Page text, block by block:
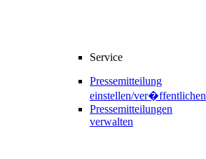
Service
Pressemitteilung
einstellen/ver�ffentlichen
Pressemitteilungen
verwalten